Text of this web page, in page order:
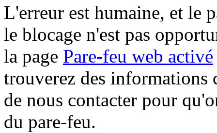
L'erreur est humaine, et le
le blocage n'est pas
la page Pare-feu web activé
trouverez des informations
de nous contacter pour
du pare-feu.